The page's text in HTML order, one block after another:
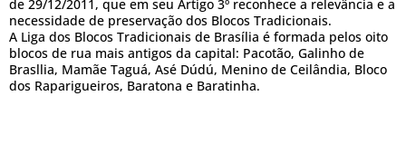
de 29/12/2011, que em seu Artigo 3º reconhece a relevância e a
necessidade de preservação dos Blocos Tradicionais.
A Liga dos Blocos Tradicionais de Brasília é formada pelos oito
blocos de rua mais antigos da capital: Pacotão, Galinho de
Brasllia, Mamãe Taguá, Asé Dúdú, Menino de Ceilândia, Bloco
dos Raparigueiros, Baratona e Baratinha.